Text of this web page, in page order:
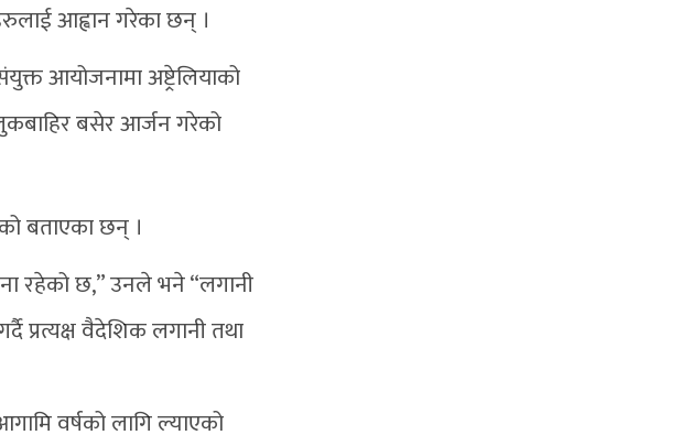
आह्वान गरेका छन् ।
आयोजनामा अष्ट्रेलियाको
बसेर आर्जन गरेको
बताएका छन् ।
रहेको छ,” उनले भने “लगानी
प्रत्यक्ष वैदेशिक लगानी तथा
वर्षको लागि ल्याएको